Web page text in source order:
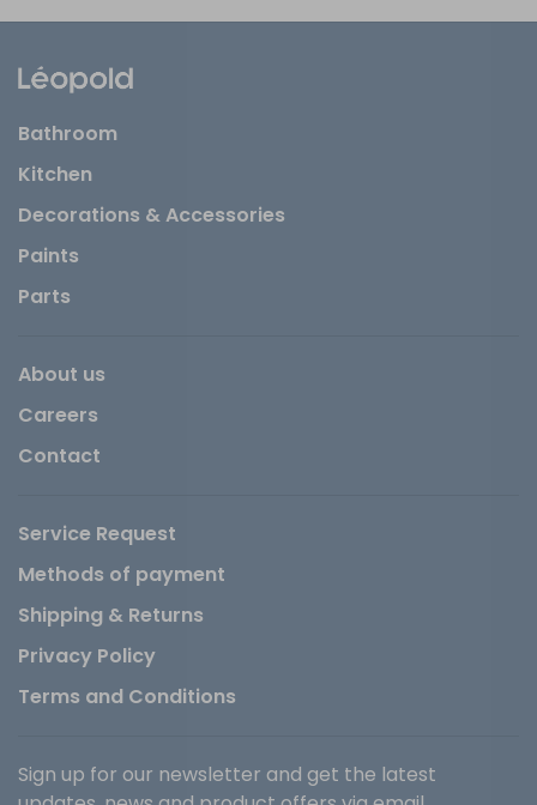
Bathroom
Kitchen
Decorations & Accessories
Paints
Parts
About us
Careers
Contact
Service Request
Methods of payment
Shipping & Returns
Privacy Policy
Terms and Conditions
Sign up for our newsletter and get the latest